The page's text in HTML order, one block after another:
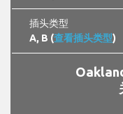
插头类型
A, B (查看插头类型)